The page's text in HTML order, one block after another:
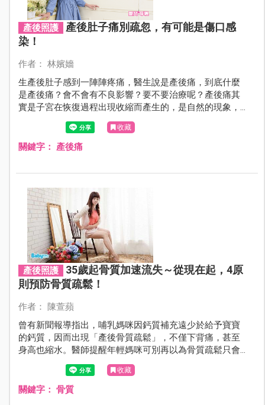
產後照護
產後肚子痛別疏忽，有可能是傷口感
染！
作者： 林嬪嬙
生產後肚子感到一陣陣疼痛，醫生說是產後痛，到底什麼
是產後痛？會不會有不良影響？要不要治療呢？產後痛其
實是子宮在恢復過程出現收縮而產生的，是自然的現象，
媽咪們只要多了解，並懂得正確分辨產後的各種疼痛，不
需要太擔心。
收藏
關鍵字： 產後痛
產後照護
35歲起骨質加速流失～從現在起，4原
則預防骨質疏鬆！
作者： 陳萱蘋
曾有新聞報導指出，哺乳媽咪因鈣質補充遠少於給予寶寶
的鈣質，因而出現「產後骨質疏鬆」，不僅下背痛，甚至
身高也縮水。醫師提醒年輕媽咪可別再以為骨質疏鬆只會
發生在年長的更年期女性身上，哺乳期也是骨質快速流失
的階段，應儘早存骨本防骨鬆！
收藏
關鍵字： 骨質